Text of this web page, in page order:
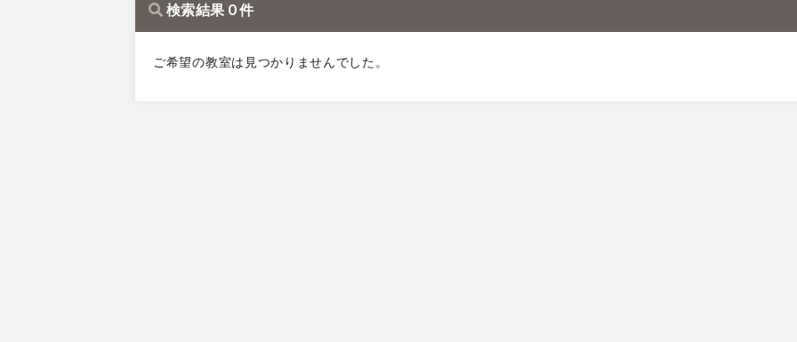
検索結果 0 件
ご希望の教室は見つかりませんでした。